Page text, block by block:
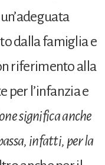
dalla famiglia e
riferimento alla
per l’infanzia e
significa anche
infatti, per la